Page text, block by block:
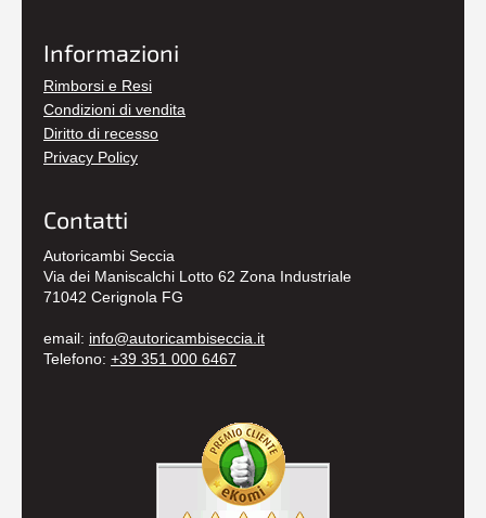
Informazioni
Rimborsi e Resi
Condizioni di vendita
Diritto di recesso
Privacy Policy
Contatti
Autoricambi Seccia
Via dei Maniscalchi Lotto 62 Zona Industriale
71042 Cerignola FG
email: info@autoricambiseccia.it
Telefono: +39 351 000 6467